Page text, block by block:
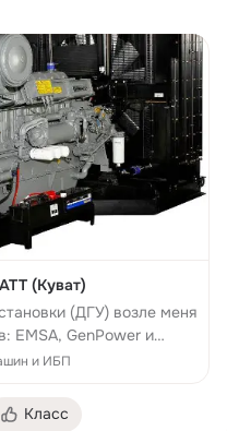
(Куват)
(ДГУ) возле меня
EMSA, GenPower и
и ИБП
Класс